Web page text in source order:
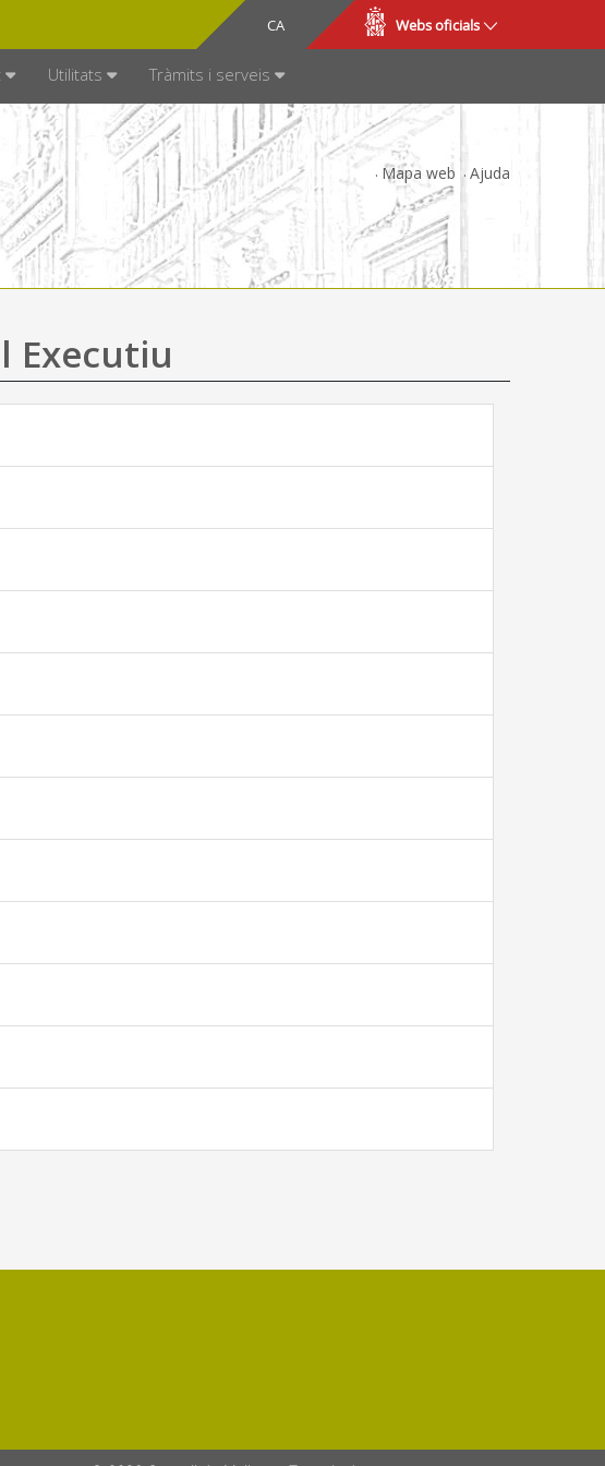
CA
ES Webs oficials
Utilitats Tràmits i serveis
Mapa web Ajuda
Executiu